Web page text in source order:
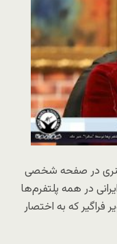
هنری در صفحه شخصی
در همه پلتفرم‌ها
که به اختصار